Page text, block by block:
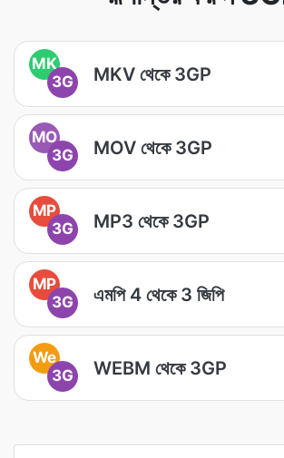
MK
3G
MKV থেকে 3GP
MO
3G
MOV থেকে 3GP
MP
3G
MP3 থেকে 3GP
MP
3G
এমপি 4 থেকে 3 জিপি
We
3G
WEBM থেকে 3GP